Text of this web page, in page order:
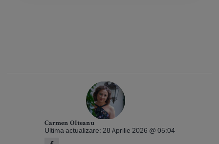
Carmen Olteanu
Ultima actualizare: 28 Aprilie 2026 @ 05:04